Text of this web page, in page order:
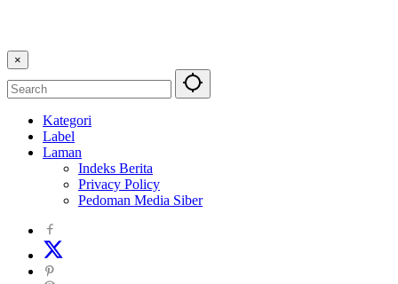
×
Kategori
Label
Laman
Indeks Berita
Privacy Policy
Pedoman Media Siber